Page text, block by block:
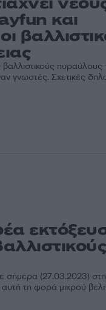
και
γνωστές. Σχετικές
(27.03.2023)
τη φορά μικρού